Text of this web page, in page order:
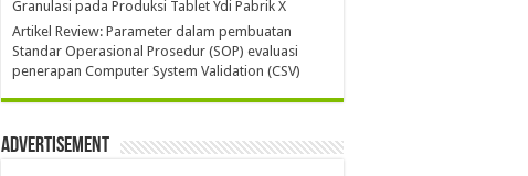
Granulasi pada Produksi Tablet Ydi Pabrik X
Artikel Review: Parameter dalam pembuatan
Standar Operasional Prosedur (SOP) evaluasi
penerapan Computer System Validation (CSV)
Advertisement